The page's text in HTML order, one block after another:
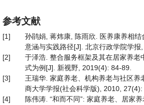
参考文献
[1]
孙鹃娟, 蒋炜康, 陈雨欣. 医养康养相
意涵与实践路径[J]. 北京行政学院学报
[2]
于泽浩. 整合服务框架及其在居家养
式为例[J]. 新视野, 2019(4): 84-89.
[3]
王瑞华. 家庭养老、机构养老与社区养
商大学学报(社会科学版), 2010, 27(4):
[4]
陈伟涛. “和而不同”: 家庭养老、居家